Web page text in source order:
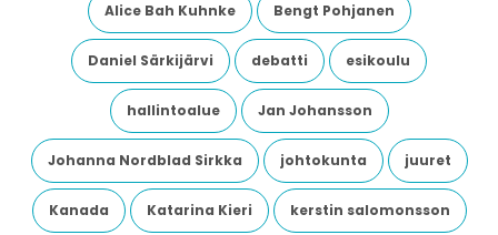
Alice Bah Kuhnke Bengt Pohjanen
Daniel Särkijärvi debatti esikoulu
hallintoalue Jan Johansson
Johanna Nordblad Sirkka johtokunta juuret
Kanada Katarina Kieri kerstin salomonsson